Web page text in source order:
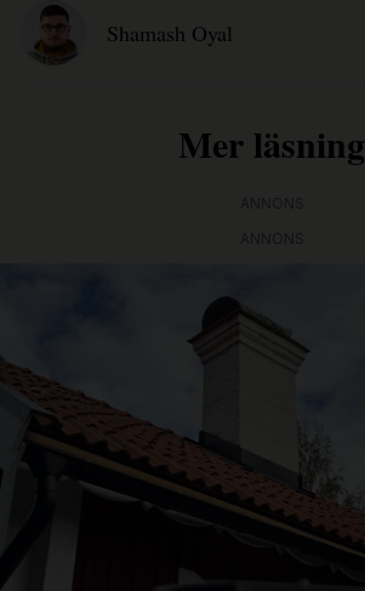
Shamash Oyal
Mer läsning